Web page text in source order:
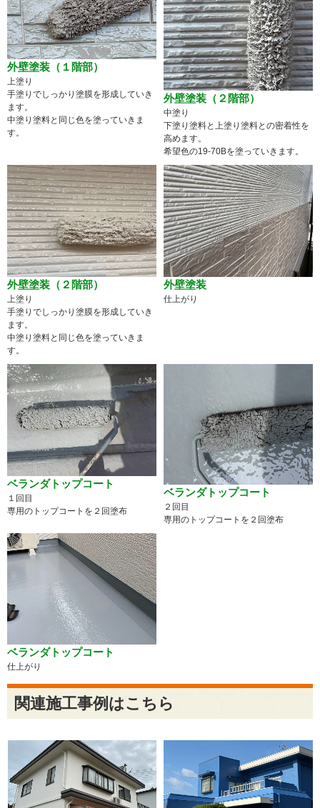
外壁塗装（１階部）
上塗り
手塗りでしっかり塗膜を形成していき
ます。
中塗り塗料と同じ色を塗っていきま
す。
外壁塗装（２階部）
中塗り
下塗り塗料と上塗り塗料との密着性を
高めます。
希望色の19-70Bを塗っていきます。
外壁塗装（２階部）
上塗り
手塗りでしっかり塗膜を形成していき
ます。
中塗り塗料と同じ色を塗っていきま
す。
外壁塗装
仕上がり
ベランダトップコート
１回目
専用のトップコートを２回塗布
ベランダトップコート
２回目
専用のトップコートを２回塗布
ベランダトップコート
仕上がり
関連施工事例はこちら